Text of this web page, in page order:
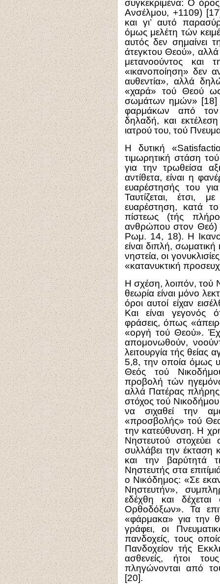
συγκεκριμένα: Ο
Ανσέλμου, +1109)
και γι’ αυτό
όμως μελέτη τών
αυτός δεν σημαίνει
άτεγκτου Θεού»,
μετανοούντος
«ικανοποίηση» δεν
αυθεντία», αλλά
«χαρά» τού Θεού
σωμάτων ημών» [18]
φαρμάκων από τον
δηλαδή, και
ιατρού του, τού
Η δυτική
τιμωρητική στάση
για την τρωθείσα
αντίθετα, είναι η
ευαρέστησής του
Ταυτίζεται, έτσι,
ευαρέστηση, κατά
πίστεως (τής
ανθρώπου στον Θεό)
Ρωμ. 14, 18). Η
είναι διπλή, σωματική
νηστεία, οι
«κατανυκτική
Η σχέση, λοιπόν, τού
θεωρία είναι μόνο
όροι αυτοί είχαν
Και είναι γεγονός
φράσεις, όπως
«οργή τού Θεού».
απομονωθούν,
λειτουργία τής
5,8, την οποία όμως
Θεός τού
προβολή τών
αλλά Πατέρας
στόχος τού
να σιχαθεί την
«προσβολής» τού
την κατεύθυνση. Η
Νηστευτού
συλλάβει την έκταση
και την βαρύτητά
Νηστευτής στα
ο Νικόδημος: «Σε
Νηστευτήν»,
εδέχθη και
Ορθοδόξων». Τα
«φάρμακα» για την
γράφει, οι
πανδοχείς, τους
Πανδοχείον τής
ασθενείς, ήτοι
πληγώνονται από
[20].